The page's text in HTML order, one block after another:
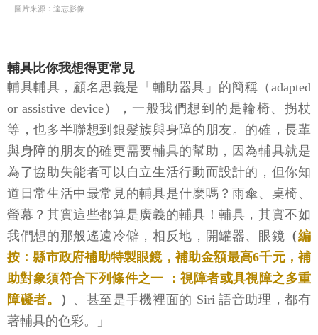
圖片來源：達志影像
輔具比你我想得更常見
輔具輔具，顧名思義是「輔助器具」的簡稱（adapted
or assistive device），一般我們想到的是輪椅、拐杖
等，也多半聯想到銀髮族與身障的朋友。的確，長輩
與身障的朋友的確更需要輔具的幫助，因為輔具就是
為了協助失能者可以自立生活行動而設計的，但你知
道日常生活中最常見的輔具是什麼嗎？雨傘、桌椅、
螢幕？其實這些都算是廣義的輔具！輔具，其實不如
我們想的那般遙遠冷僻，相反地，開罐器、眼鏡 （編
按：縣市政府補助特製眼鏡，補助金額最高6千元，補
助對象須符合下列條件之一 ：視障者或具視障之多重
障礙者。
） 、甚至是手機裡面的 Siri 語音助理，都有
著輔具的色彩。」